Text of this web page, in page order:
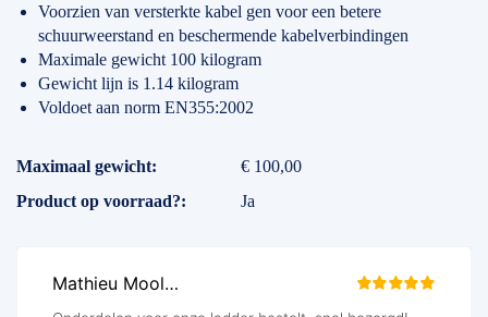
Voorzien van versterkte kabel gen voor een betere
schuurweerstand en beschermende kabelverbindingen
Maximale gewicht 100 kilogram
Gewicht lijn is 1.14 kilogram
Voldoet aan norm EN355:2002
Specificaties
Maximaal gewicht
€ 100,00
Product op voorraad?
Ja